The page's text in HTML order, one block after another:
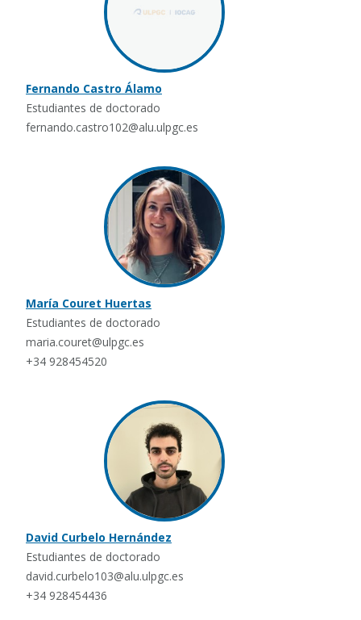
Fernando Castro Álamo
Estudiantes de doctorado
fernando.castro102@alu.ulpgc.es
María Couret Huertas
Estudiantes de doctorado
maria.couret@ulpgc.es
+34 928454520
David Curbelo Hernández
Estudiantes de doctorado
david.curbelo103@alu.ulpgc.es
+34 928454436